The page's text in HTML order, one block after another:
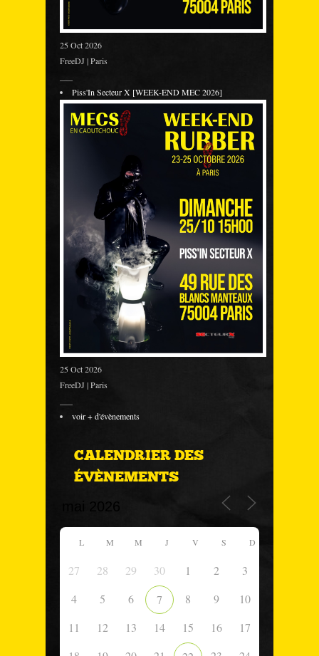
25 Oct 2026
FreeDJ | Paris
Piss'In Secteur X [WEEK-END MEC 2026]
25 Oct 2026
FreeDJ | Paris
voir + d'évènements
CALENDRIER DES
ÉVÈNEMENTS
L M M J V S D
27 28 29 30 1 2
3
4
5 6 7 8 9
10
11
12 13 14 15 16
17